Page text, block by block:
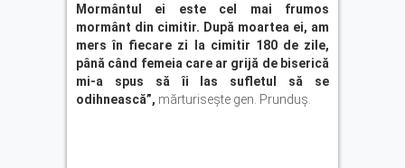
Mormântul ei este cel mai frumos
mormânt din cimitir. După moartea ei, am
mers în fiecare zi la cimitir 180 de zile,
până când femeia care ar grijă de biserică
mi-a spus să îi las sufletul să se
odihnească”, mărturisește gen. Prunduș.